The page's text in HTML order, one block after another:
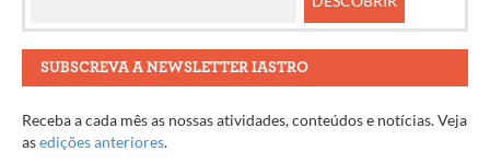
SUBSCREVA A NEWSLETTER IASTRO
Receba a cada mês as nossas atividades, conteúdos e notícias. Veja
asedições anteriores.